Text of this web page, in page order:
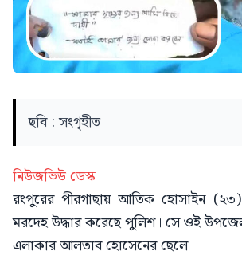
ছবি : সংগৃহীত
নিউজভিউ ডেস্ক
রংপুরের পীরগাছায় আতিক হোসাইন
মরদেহ উদ্ধার করেছে পুলিশ। সে ওই
এলাকার আলতাব হোসেনের ছেলে।